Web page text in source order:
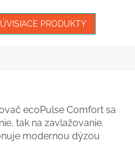
PRODUKTY
ecoPulse Comfort sa
tak na zavlažovanie.
modernou dýzou